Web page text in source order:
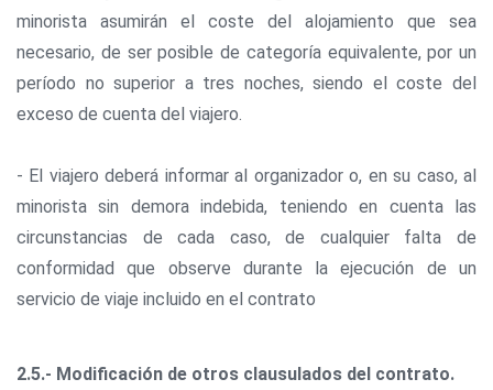
minorista asumirán el coste del alojamiento que sea
necesario, de ser posible de categoría equivalente, por un
período no superior a tres noches, siendo el coste del
exceso de cuenta del viajero.
- El viajero deberá informar al organizador o, en su caso, al
minorista sin demora indebida, teniendo en cuenta las
circunstancias de cada caso, de cualquier falta de
conformidad que observe durante la ejecución de un
servicio de viaje incluido en el contrato
2.5.- Modificación de otros clausulados del contrato.